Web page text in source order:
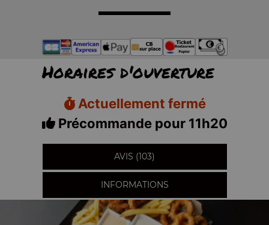
Horaires d'ouverture
Actuellement fermé
Précommande pour 11h20
AVIS (103)
INFORMATIONS